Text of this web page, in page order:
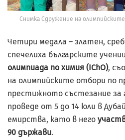
Снимка Сдружение на
Четири медала – златен,
спечелиха българските
олимпиада по химия (IChO),
на олимпийските отбори по
престижното състезание за
проведе от 5 до 14 юли в
емирства, като в него
90 държави.